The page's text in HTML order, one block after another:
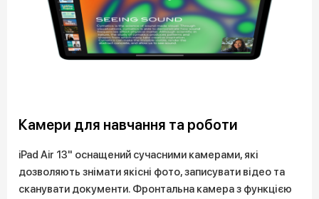
Камери для навчання та роботи
iPad Air 13" оснащений сучасними камерами, які
дозволяють знімати якісні фото, записувати відео та
сканувати документи. Фронтальна камера з функцією